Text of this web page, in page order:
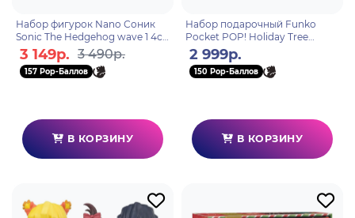
Набор фигурок Nano Соник
Sonic The Hedgehog wave 1 4см
(18 шт) 35642
3 149р. 3 490р.
157 Pop-Баллов
В КОРЗИНУ
Набор подарочный Funko
Pocket POP! Holiday Tree
Rudolph 4 фигурки 79943
2 999р.
150 Pop-Баллов
В КОРЗИНУ